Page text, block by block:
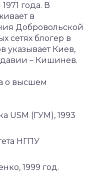
года. В
в
Добровольской
сетях блогер в
указывает Киев,
– Кишинев.
о высшем
USM (ГУМ), 1993
НГПУ
1999 год.